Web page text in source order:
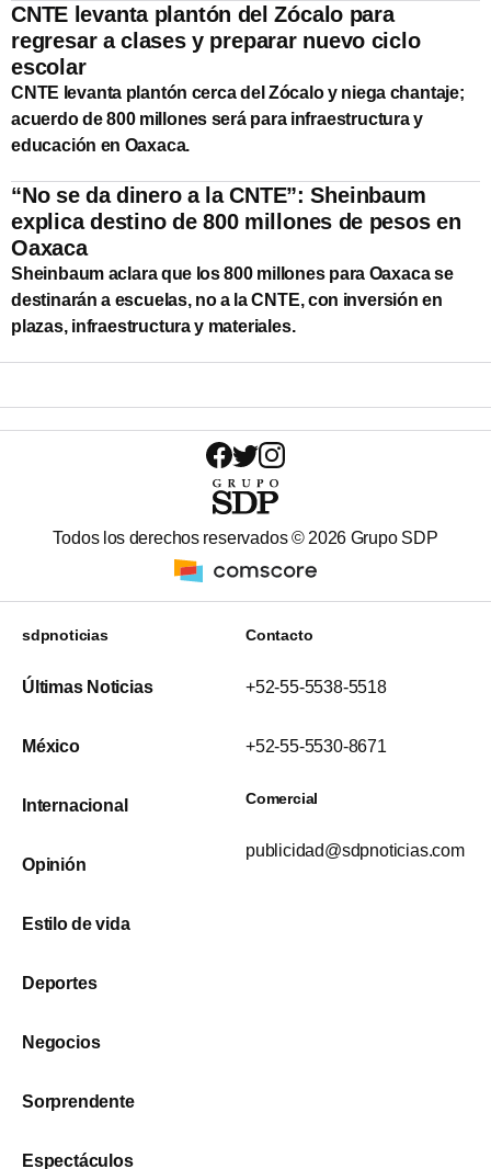
CNTE levanta plantón del Zócalo para
regresar a clases y preparar nuevo ciclo
escolar
CNTE levanta plantón cerca del Zócalo y niega chantaje;
acuerdo de 800 millones será para infraestructura y
educación en Oaxaca.
“No se da dinero a la CNTE”: Sheinbaum
explica destino de 800 millones de pesos en
Oaxaca
Sheinbaum aclara que los 800 millones para Oaxaca se
destinarán a escuelas, no a la CNTE, con inversión en
plazas, infraestructura y materiales.
Todos los derechos reservados ©2026 Grupo SDP
sdpnoticias
Últimas Noticias
México
Internacional
Opinión
Estilo de vida
Deportes
Negocios
Sorprendente
Espectáculos
Contacto
+52-55-5538-5518
+52-55-5530-8671
Comercial
publicidad@sdpnoticias.com